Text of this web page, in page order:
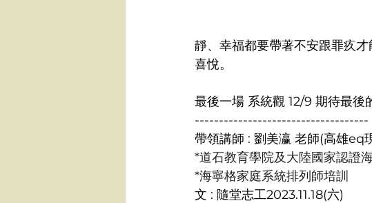
靜、幸福都要帶著不安跟罪疚
喜悅。
最後一場 系統觀 12/9 期待最後
------------------------------------
帶領講師 : 劉美瀛 老師(高雄eq
*道石教育學院及大陸國家認證
*海寧格家庭系統排列師培訓
文 : 隨堂志工2023.11.18(六)